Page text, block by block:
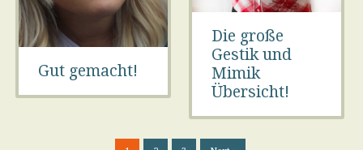
Die große
Gestik und
Mimik
Übersicht!
Gut gemacht!